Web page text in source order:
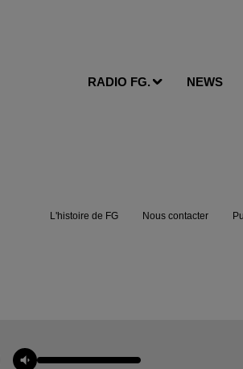
RADIO FG. NEWS
L'histoire de FG Nous contacter